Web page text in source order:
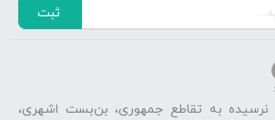
ثبت
نرسیده به تقاطع جمهوری، بن‌بست اشهری،